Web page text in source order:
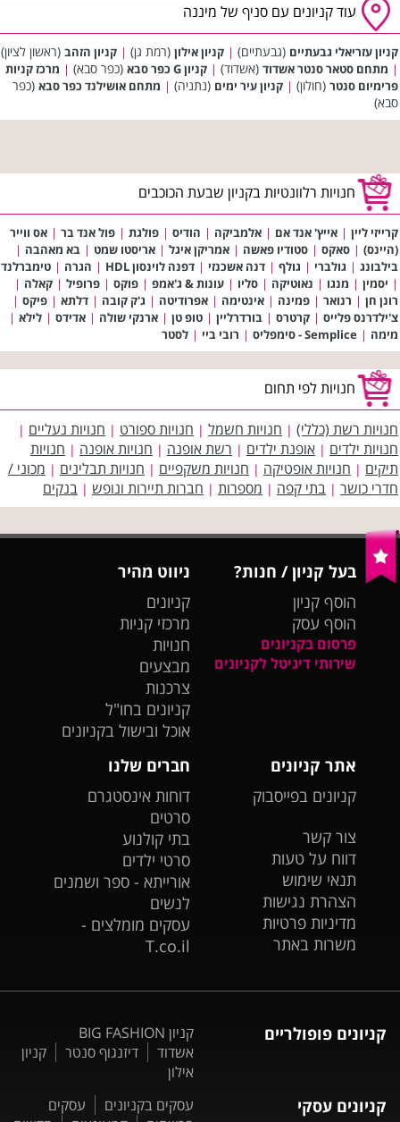
עוד קניונים עם סניף של מיננה
קניון עזריאלי גבעתיים (גבעתיים) | קניון אילון (רמת גן) | קניון הזהב (ראשון לציון)
| מתחם סטאר סנטר אשדוד (אשדוד) | קניון G כפר סבא (כפר סבא) | מרכז קניות
פרימיום סנטר (חולון) | קניון עיר ימים (נתניה) | מתחם אושילנד כפר סבא (כפר
סבא)
חנויות רלוונטיות בקניון שבעת הכוכבים
קרייזי ליין | אייץ' אנד אם | אלמביקה | הודיס | פולגת | פול אנד בר | אס ווייר
(היינס) | סאקס | סטודיו פאשה | אמריקן איגל | אריסטו שמט | בא מאהבה |
בילבונג | גולברי | גולף | דנה אשכנזי | דפנה לוינסון HDL | הגרה | טימברלנד
| יסמין | מנגו | נאוטיקה | סליו | עונות & ג'אמפ | פוקס | פרופיל | קאלה |
רונן חן | רנואר | פמינה | אינטימה | אפרודיטה | ג'ק קובה | דלתא | פיקס |
צ'ילדרנס פלייס | קרטרס | בורדרליין | טופ טן | ארנקי שולה | אדידס | לילא |
מימה | Semplice - סימפליס | רובי ביי | לסטר
חנויות לפי תחום
חנויות רשת (כללי) | חנויות חשמל | חנויות ספורט | חנויות נעליים |
חנויות ילדים | אופנת ילדים | רשת אופנה | חנויות אופנה | חנויות
תיקים | חנויות אופטיקה | חנויות משקפיים | חנויות תבלינים | מכוני /
חדרי כושר | בתי קפה | מספרות | חברות תיירות ונופש | בנקים
בעל קניון / חנות?
הוסף קניון
הוסף עסק
פרסום בקניונים
שירותי דיגיטל לקניונים
ניווט מהיר
קניונים
מרכזי קניות
חנויות
מבצעים
צרכנות
קניונים בחו"ל
אוכל ובישול בקניונים
אתר קניונים
קניונים בפייסבוק
צור קשר
דווח על טעות
תנאי שימוש
הצהרת נגישות
מדיניות פרטיות
משרות באתר
חברים שלנו
דוחות אינסטגרם
סרטים
בתי קולנוע
סרטי ילדים
אורייתא - ספר ושמנים
לנשים
עסקים מומלצים -
T.co.il
קניונים פופולריים
קניון BIG FASHION
אשדוד
דיזנגוף סנטר
קניון
אילון
קניונים עסקי עסקים בקניונים
עסקים